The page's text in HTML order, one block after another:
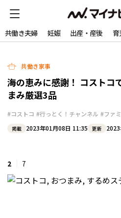
共働き夫婦 妊娠 出産・産後 育
共働き家事
海の恵みに感謝！ コストコ
まみ厳選3品
#コストコ #行っとく！チャンネル #ファ
掲載 2023年01月08日 11:35 更新
2 7